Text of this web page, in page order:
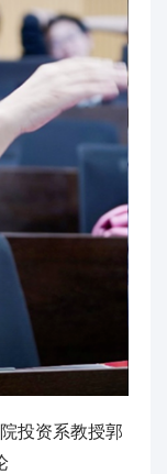
投资系教授郭